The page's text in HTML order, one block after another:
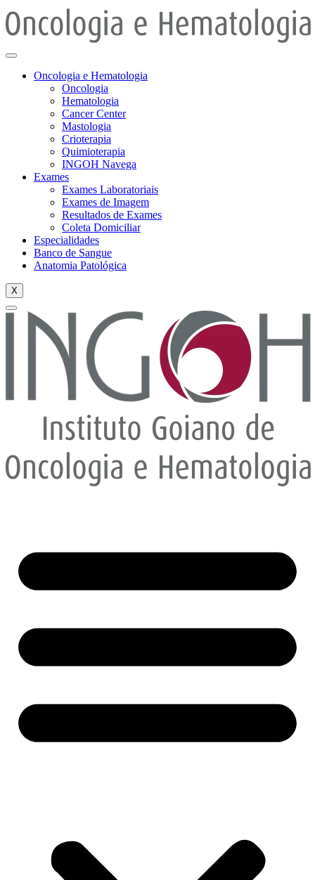
Oncologia e Hematologia
Oncologia
Hematologia
Cancer Center
Mastologia
Crioterapia
Quimioterapia
INGOH Navega
Exames
Exames Laboratoriais
Exames de Imagem
Resultados de Exames
Coleta Domiciliar
Especialidades
Banco de Sangue
Anatomia Patológica
X